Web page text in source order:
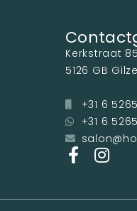
Kerkstraat 85
5126 GB Gilze
+31 6
+31 6